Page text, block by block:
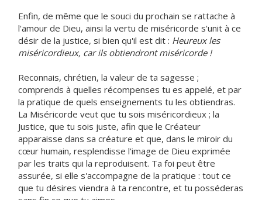
Enfin, de même que le souci du prochain se rattache à
l'amour de Dieu, ainsi la vertu de miséricorde s'unit à ce
désir de la justice, si bien qu'il est dit : Heureux les
miséricordieux, car ils obtiendront miséricorde !
Reconnais, chrétien, la valeur de ta sagesse ;
comprends à quelles récompenses tu es appelé, et par
la pratique de quels enseignements tu les obtiendras.
La Miséricorde veut que tu sois miséricordieux ; la
Justice, que tu sois juste, afin que le Créateur
apparaisse dans sa créature et que, dans le miroir du
cœur humain, resplendisse l'image de Dieu exprimée
par les traits qui la reproduisent. Ta foi peut être
assurée, si elle s'accompagne de la pratique : tout ce
que tu désires viendra à ta rencontre, et tu posséderas